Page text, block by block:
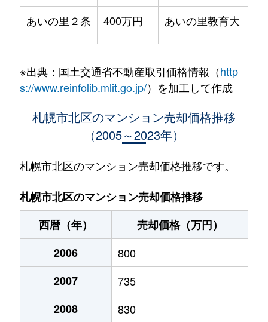
あいの里２条
400万円 あいの里教育大
あいの里２条
400万円 あいの里教育大
720万円 あいの里教育大
あいの里２条
550万円 あいの里教育大
あいの里２条
200万円 あいの里教育大
あいの里２条
150万円 あいの里教育大
あいの里２条
700万円
あいの里２条
250万円
あいの里２条
150万円
※出典：国土交通省不動産取引価格情報（http
s://www.reinfolib.mlit.go.jp/）を加工して作成
札幌市北区のマンション売却価格推移
（2005～2023年）
札幌市北区のマンション売却価格推移です。
札幌市北区のマンション売却価格推移
西暦（年）
売却価格（万円）
2006
800
2007
735
2008
830